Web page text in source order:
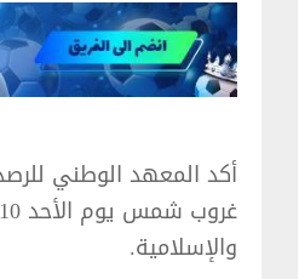
أكد المعهد الوطني
والإسلامية.